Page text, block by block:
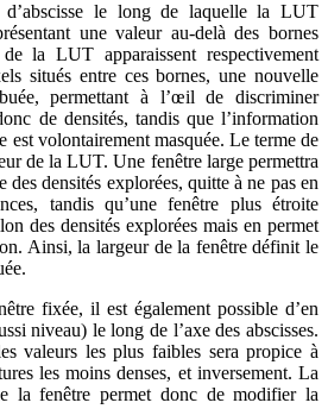
le long de laquelle la LUT
une valeur au-delà des bornes
la LUT apparaissent respectivement
situés entre ces bornes, une nouvelle
permettant à l’œil de discriminer
de densités, tandis que l’information
est volontairement masquée. Le terme de
de la LUT. Une fenêtre large permettra
des densités explorées, quitte à ne pas en
tandis qu’une fenêtre plus étroite
des densités explorées mais en permet
Ainsi, la largeur de la fenêtre définit le
fixée, il est également possible d’en
niveau) le long de l’axe des abscisses.
valeurs les plus faibles sera propice à
les moins denses, et inversement. La
la fenêtre permet donc de modifier la